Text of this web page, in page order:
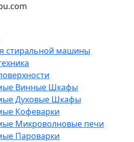
стиральной машины
Винные Шкафы
Духовые Шкафы
Кофеварки
Микроволновые печи
Пароварки